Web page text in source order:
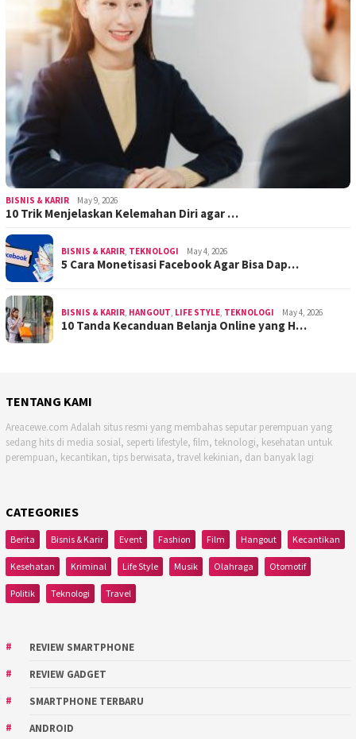
BISNIS & KARIR May 9, 2026
10 Trik Menjelaskan Kelemahan Diri agar …
BISNIS & KARIR TEKNOLOGI May 4, 2026
5 Cara Monetisasi Facebook Agar Bisa Dap…
BISNIS & KARIR HANGOUT LIFE STYLE TEKNOLOGI May 4, 2026
10 Tanda Kecanduan Belanja Online yang H…
TENTANG KAMI
Areacewe.com Adalah situs resmi yang membahas seputar perempuan yang
sedang hits di media sosial, seperti lifestyle, film, teknologi, kesehatan untuk
perempuan, kecantikan, tips berwisata, travel kekinian, dan banyak lagi
CATEGORIES
Berita Bisnis & Karir Event Fashion Film Hangout Kecantikan
Kesehatan Kriminal Life Style Musik Olahraga Otomotif
Politik Teknologi Travel
REVIEW SMARTPHONE
REVIEW GADGET
SMARTPHONE TERBARU
ANDROID